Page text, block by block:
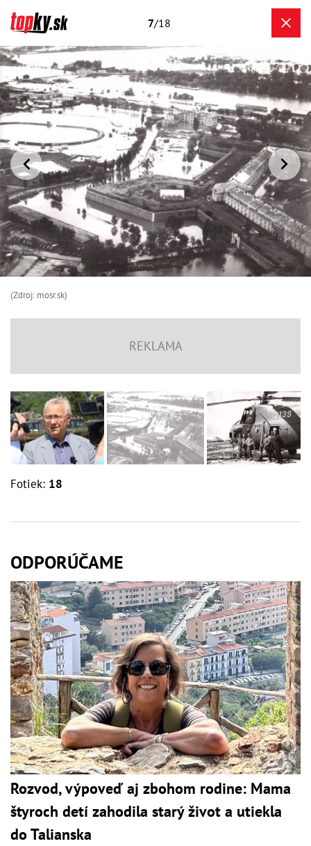
7/18
(Zdroj: mosr.sk)
Fotiek: 18
ODPORÚČAME
Rozvod, výpoveď aj zbohom rodine: Mama
štyroch detí zahodila starý život a utiekla
do Talianska